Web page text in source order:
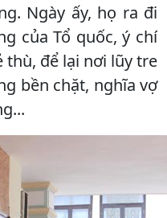
Ngày ấy, họ ra đi
của Tổ quốc, ý chí
để lại nơi lũy tre
bền chặt, nghĩa vợ